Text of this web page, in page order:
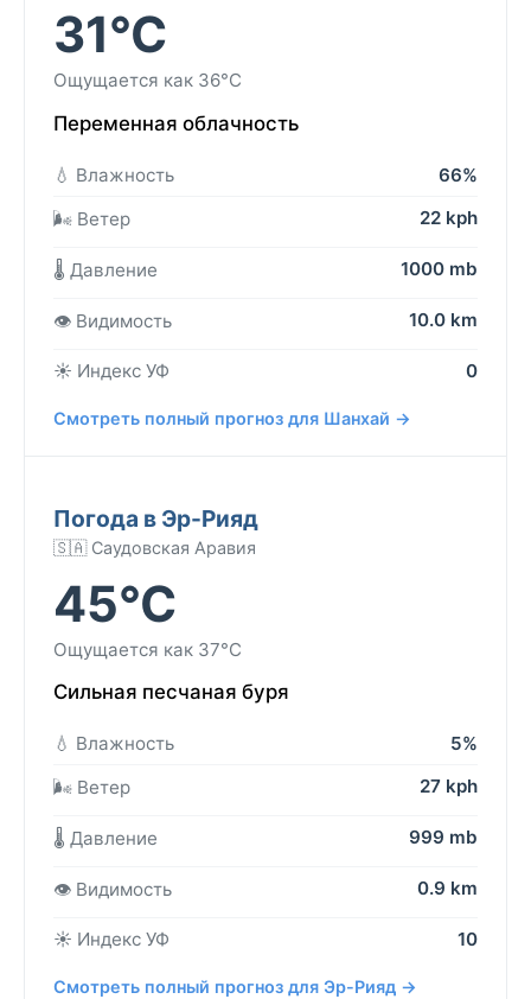
31°C
Ощущается как 36°C
Переменная облачность
💧 Влажность
66%
🌬️ Ветер
22 kph
🌡️ Давление 1000 mb
👁️ Видимость 10.0 km
☀️ Индекс УФ 0
Смотреть полный прогноз для Шанхай →
Погода в Эр-Рияд
🇸🇦 Саудовская Аравия
45°C
Ощущается как 37°C
Сильная песчаная буря
💧 Влажность
5%
🌬️ Ветер
27 kph
🌡️ Давление 999 mb
👁️ Видимость 0.9 km
☀️ Индекс УФ 10
Смотреть полный прогноз для Эр-Рияд →